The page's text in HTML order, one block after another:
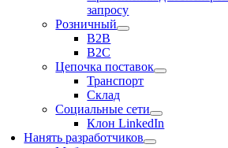
запросу
Розничный
В2В
В2С
Цепочка поставок
Транспорт
Склад
Социальные сети
Клон LinkedIn
Нанять разработчиков